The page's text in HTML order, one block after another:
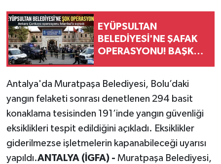
EYÜPSULTAN
BELEDİYESİ'NE ŞAFAK
OPERASYONU! BAŞKAN
GÖZALTINDA
Antalya'da Muratpaşa Belediyesi, Bolu’daki
yangın felaketi sonrası denetlenen 294 basit
konaklama tesisinden 191’inde yangın güvenliği
eksiklikleri tespit edildiğini açıkladı. Eksiklikler
giderilmezse işletmelerin kapanabileceği uyarısı
yapıldı.ANTALYA (İGFA) - Muratpaşa Belediyesi,